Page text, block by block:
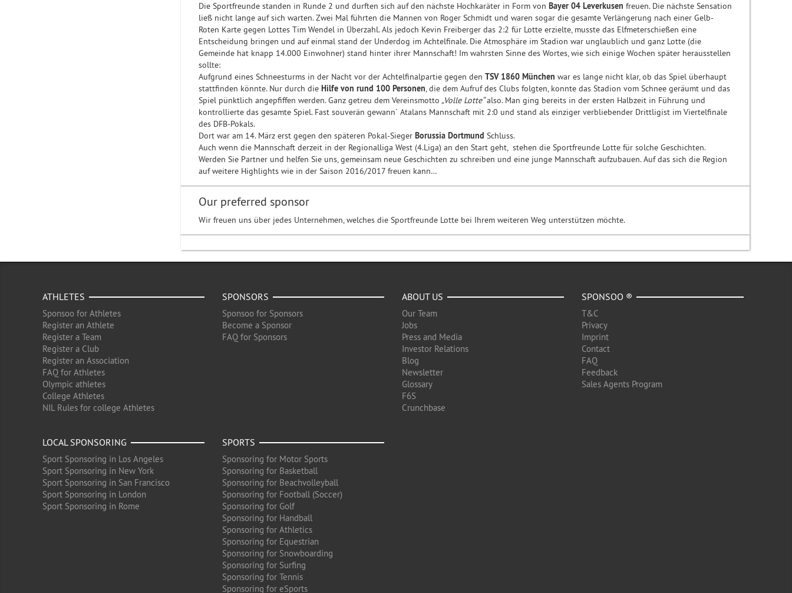
Die Sportfreunde standen in Runde 2 und durften sich auf den nächste Hochkaräter in Form von Bayer 04 Leverkusen freuen. Die nächste Sensation
ließ nicht lange auf sich warten. Zwei Mal führten die Mannen von Roger Schmidt und waren sogar die gesamte Verlängerung nach einer Gelb-
Roten Karte gegen Lottes Tim Wendel in Überzahl. Als jedoch Kevin Freiberger das 2:2 für Lotte erzielte, musste das Elfmeterschießen eine
Entscheidung bringen und auf einmal stand der Underdog im Achtelfinale. Die Atmosphäre im Stadion war unglaublich und ganz Lotte (die
Gemeinde hat knapp 14.000 Einwohner) stand hinter ihrer Mannschaft! Im wahrsten Sinne des Wortes, wie sich einige Wochen später herausstellen
sollte:
Aufgrund eines Schneesturms in der Nacht vor der Achtelfinalpartie gegen den TSV 1860 München war es lange nicht klar, ob das Spiel überhaupt
stattfinden könnte. Nur durch die Hilfe von rund 100 Personen, die dem Aufruf des Clubs folgten, konnte das Stadion vom Schnee geräumt und das
Spiel pünktlich angepfiffen werden. Ganz getreu dem Vereinsmotto „Volle Lotte“also. Man ging bereits in der ersten Halbzeit in Führung und
kontrollierte das gesamte Spiel. Fast souverän gewann´ Atalans Mannschaft mit 2:0 und stand als einziger verbliebender Drittligist im Viertelfinale
des DFB-Pokals.
Dort war am 14. März erst gegen den späteren Pokal-Sieger Borussia Dortmund Schluss.
Auch wenn die Mannschaft derzeit in der Regionalliga West (4.Liga) an den Start geht, stehen die Sportfreunde Lotte für solche Geschichten.
Werden Sie Partner und helfen Sie uns, gemeinsam neue Geschichten zu schreiben und eine junge Mannschaft aufzubauen. Auf das sich die Region
auf weitere Highlights wie in der Saison 2016/2017 freuen kann…
Our preferred sponsor
Wir freuen uns über jedes Unternehmen, welches die Sportfreunde Lotte bei Ihrem weiteren Weg unterstützen möchte.
ATHLETES
Sponsoo for Athletes
Register an Athlete
Register a Team
Register a Club
Register an Association
FAQ for Athletes
Olympic athletes
College Athletes
NIL Rules for college Athletes
SPONSORS
Sponsoo for Sponsors
Become a Sponsor
FAQ for Sponsors
ABOUT US
Our Team
Jobs
Press and Media
Investor Relations
Blog
Newsletter
Glossary
F6S
Crunchbase
SPONSOO ®
T&C
Privacy
Imprint
Contact
FAQ
Feedback
Sales Agents Program
LOCAL SPONSORING
Sport Sponsoring in Los Angeles
Sport Sponsoring in New York
Sport Sponsoring in San Francisco
Sport Sponsoring in London
Sport Sponsoring in Rome
SPORTS
Sponsoring for Motor Sports
Sponsoring for Basketball
Sponsoring for Beachvolleyball
Sponsoring for Football (Soccer)
Sponsoring for Golf
Sponsoring for Handball
Sponsoring for Athletics
Sponsoring for Equestrian
Sponsoring for Snowboarding
Sponsoring for Surfing
Sponsoring for Tennis
Sponsoring for eSports